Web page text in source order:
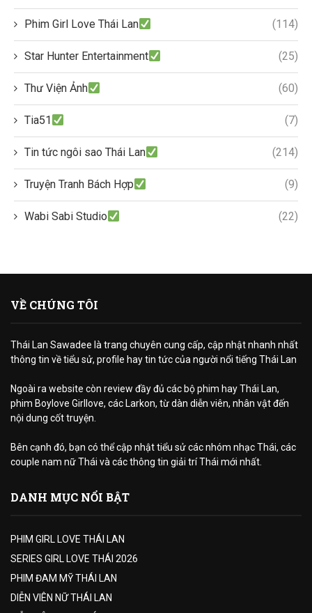
Phim Girl Love Thái Lan (114)
Star Hunter Entertainment (25)
Thư Viện Ảnh (60)
Tia51 (7)
Tin tức ngôi sao Thái Lan (214)
Truyện Tranh Bách Hợp (9)
Wabi Sabi Studio (22)
VỀ CHÚNG TÔI
Thái Lan Sawadee là trang chuyên cung cấp, cập nhật nhanh nhất
thông tin về tiểu sử, profile hay tin tức của người nổi tiếng Thái Lan
Ngoài ra website còn review đầy đủ các bộ phim hay Thái Lan,
phim Boylove Girllove, các Larkon, từ dàn diễn viên, nhân vật đến
nội dung cốt truyện.
Bên cạnh đó, bạn có thể cập nhật tiểu sử các nhóm nhạc Thái, các
couple nam nữ Thái và các thông tin giải trí Thái mới nhất.
DANH MỤC NỔI BẬT
PHIM GIRL LOVE THÁI LAN
SERIES GIRL LOVE THÁI 2026
PHIM ĐAM MỸ THÁI LAN
DIỄN VIÊN NỮ THÁI LAN